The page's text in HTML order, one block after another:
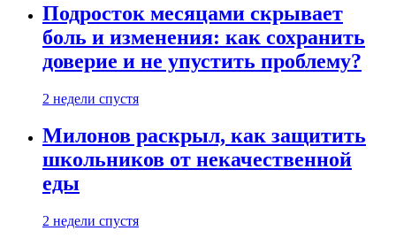
Подросток месяцами скрывает
боль и изменения: как сохранить
доверие и не упустить проблему?
2 недели спустя
Милонов раскрыл, как защитить
школьников от некачественной
еды
2 недели спустя